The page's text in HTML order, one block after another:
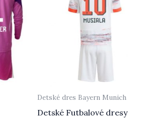
Detské dres Bayern Munich
Detské Futbalové dresy